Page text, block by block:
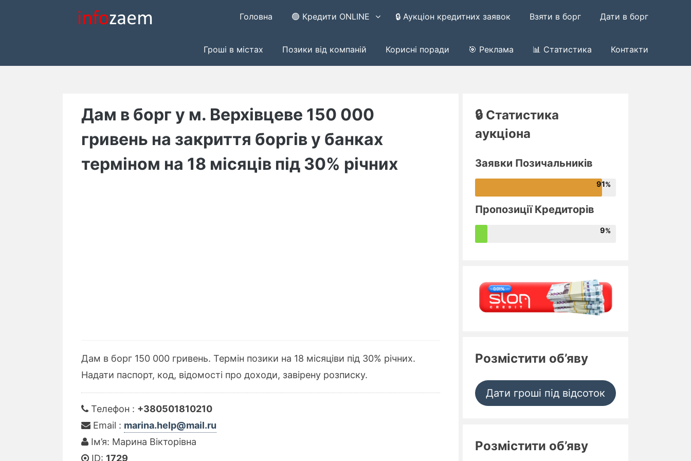
Головна 🟢 Кредити ONLINE 🔒 Аукціон кредитних заявок Взяти в борг Дати в борг
Гроші в містах Позики від компаній Корисні поради 🎯 Реклама 📊 Статистика Контакти
Дам в борг у м. Верхівцеве 150 000
гривень на закриття боргів у банках
терміном на 18 місяців під 30% річних
Дам в борг 150 000 гривень. Термін позики на 18 місяціви під 30% річних.
Надати паспорт, код, відомості про доходи, завірену розписку.
Телефон : +380501810210
Email : marina.help@mail.ru
Ім’я: Марина Вікторівна
ID: 1729
🔒 Статистика
аукціона
Заявки Позичальників
91
Пропозиції Кредиторів
9
Розмістити об’яву
Дати гроші під відсоток
Розмістити об’яву